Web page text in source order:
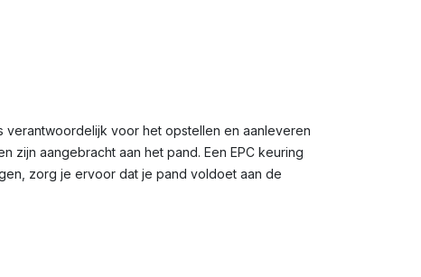
verantwoordelijk voor het opstellen en aanleveren
zijn aangebracht aan het pand. Een EPC keuring
zorg je ervoor dat je pand voldoet aan de